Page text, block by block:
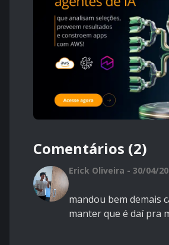
Comentários (2)
Erick Oliveira - 30/04/
mandou bem demais
manter que é daí pra